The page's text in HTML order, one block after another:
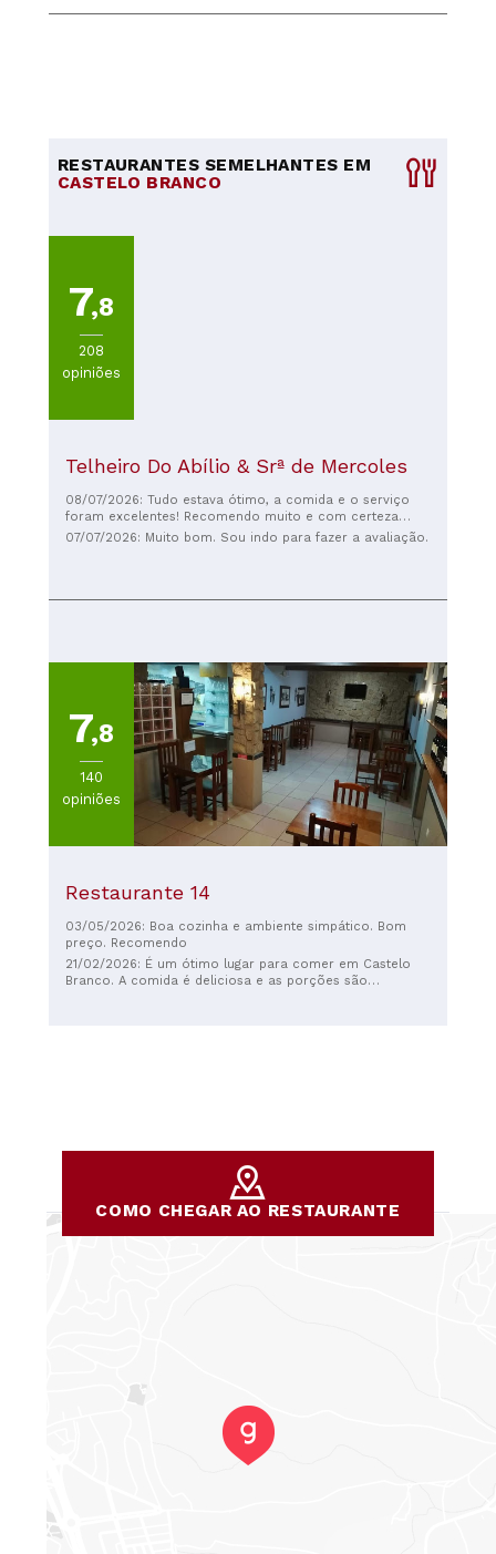
RESTAURANTES SEMELHANTES EM
CASTELO BRANCO
7,8
208
opiniões
Telheiro Do Abílio & Srª de Mercoles
08/07/2026: Tudo estava ótimo, a comida e o serviço
foram excelentes! Recomendo muito e com certeza
voltarei.
07/07/2026: Muito bom. Sou indo para fazer a avaliação.
7,8
140
opiniões
Restaurante 14
03/05/2026: Boa cozinha e ambiente simpático. Bom
preço. Recomendo
21/02/2026: É um ótimo lugar para comer em Castelo
Branco. A comida é deliciosa e as porções são
COMO CHEGAR AO RESTAURANTE